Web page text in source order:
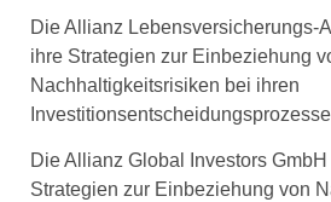
Die Allianz Lebensversicherungs-
ihre Strategien zur Einbeziehung
Nachhaltigkeitsrisiken bei ihren
Die Allianz Global Investors
Strategien zur Einbeziehung von